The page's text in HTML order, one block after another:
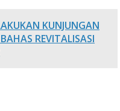
KUNJUNGAN
REVITALISASI